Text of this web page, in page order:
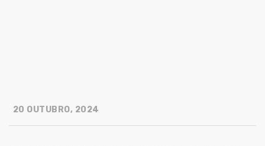
20 OUTUBRO, 2024